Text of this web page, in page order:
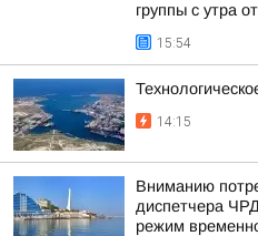
группы с утра
15:54
14:15
Вниманию
диспетчера
режим